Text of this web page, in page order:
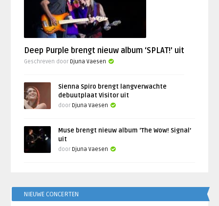
Deep Purple brengt nieuw album ‘SPLAT!’ uit
Geschreven door Djuna Vaesen
Sienna Spiro brengt langverwachte
debuutplaat Visitor uit
door Djuna Vaesen
Muse brengt nieuw album ‘The Wow! Signal’
uit
door Djuna Vaesen
NIEUWE CONCERTEN